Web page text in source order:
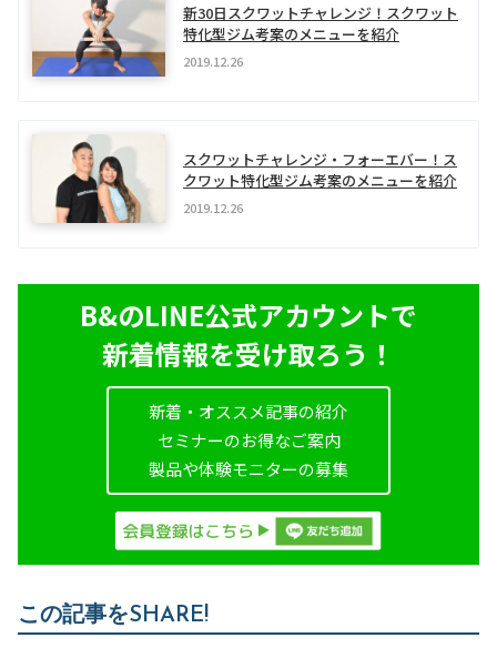
新30日スクワットチャレンジ！スクワット
特化型ジム考案のメニューを紹介
2019.12.26
スクワットチャレンジ・フォーエバー！ス
クワット特化型ジム考案のメニューを紹介
2019.12.26
B&のLINE公式アカウントで
新着情報を受け取ろう！
新着・オススメ記事の紹介
セミナーのお得なご案内
製品や体験モニターの募集
この記事をSHARE!